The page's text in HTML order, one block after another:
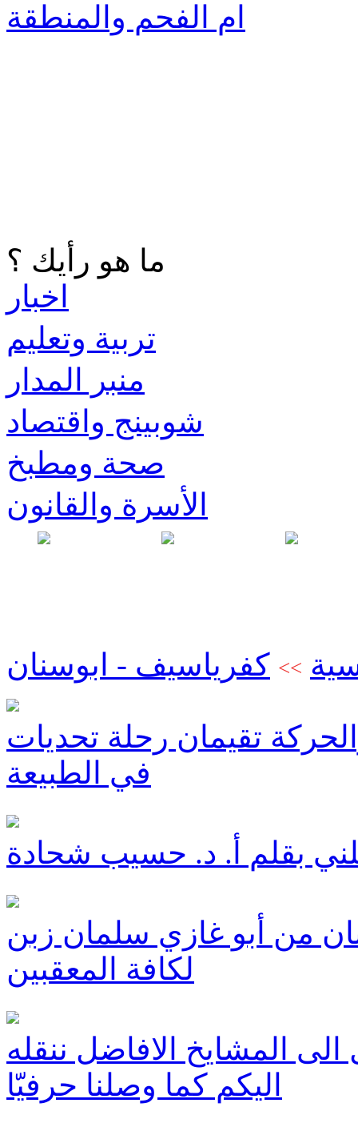
ام الفحم والمنطقة
ما هو رأيك ؟
اخبار
تربية وتعليم
منبر المدار
شوبينج واقتصاد
صحة ومطبخ
الأسرة والقانون
>> كفرياسيف - ابوسنان
تقيمان رحلة تحديات
في الطبيعة
بقلم أ. د. حسيب شحادة
من أبو غازي سلمان زبن
لكافة المعقبين
المشايخ الافاضل ننقله
اليكم كما وصلنا حرفيّا